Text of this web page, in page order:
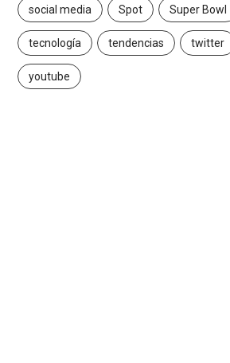
social media Spot Super Bowl
tecnología tendencias twitter
youtube